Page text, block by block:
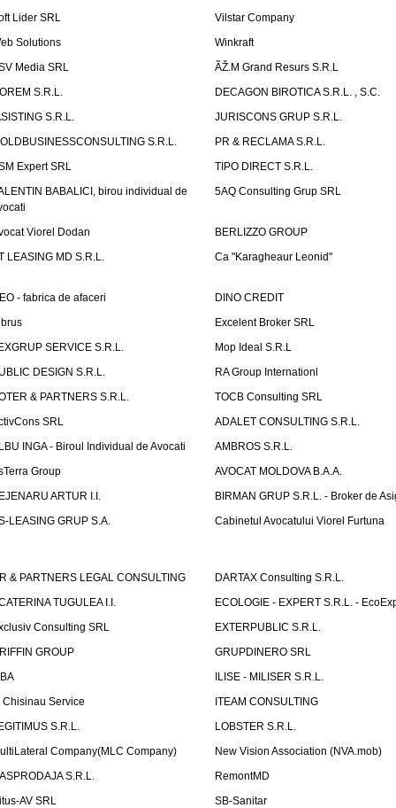
Lider SRL
Vilstar Company
Solutions
Winkraft
Media SRL
ÃŽ.M Grand Resurs S.R.L
S.R.L.
DECAGON BIROTICA S.R.L. , S.C.
S.R.L.
JURISCONS GRUP S.R.L.
S.R.L.
PR & RECLAMA S.R.L.
Expert SRL
TIPO DIRECT S.R.L.
BABALICI, birou individual de
5AQ Consulting Grup SRL
Viorel Dodan
BERLIZZO GROUP
LEASING MD S.R.L.
Ca "Karagheaur Leonid"
- fabrica de afaceri
DINO CREDIT
Excelent Broker SRL
SERVICE S.R.L.
Mop Ideal S.R.L
DESIGN S.R.L.
RA Group Internationl
& PARTNERS S.R.L.
TOCB Consulting SRL
SRL
ADALET CONSULTING S.R.L.
INGA - Biroul Individual de Avocati
AMBROS S.R.L.
Group
AVOCAT MOLDOVA B.A.A.
ARTUR I.I.
BIRMAN GRUP S.R.L. - Broker de
LEASING GRUP S.A.
Cabinetul Avocatului Viorel Furtuna
& PARTNERS LEGAL CONSULTING
DARTAX Consulting S.R.L.
TUGULEA I.I.
ECOLOGIE - EXPERT S.R.L. -
Consulting SRL
EXTERPUBLIC S.R.L.
GROUP
GRUPDINERO SRL
ILISE - MILISER S.R.L.
Chisinau Service
ITEAM CONSULTING
S.R.L.
LOBSTER S.R.L.
Company(MLC Company)
New Vision Association (NVA.mob)
S.R.L.
RemontMD
AV SRL
SB-Sanitar